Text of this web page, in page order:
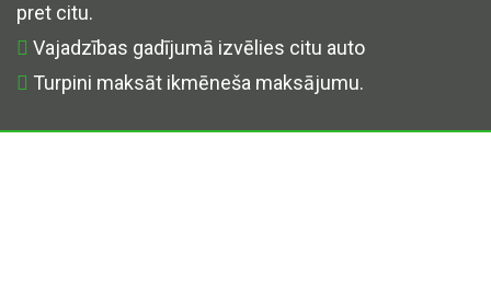
pret citu.
Vajadzības gadījumā izvēlies citu auto
Turpini maksāt ikmēneša maksājumu.